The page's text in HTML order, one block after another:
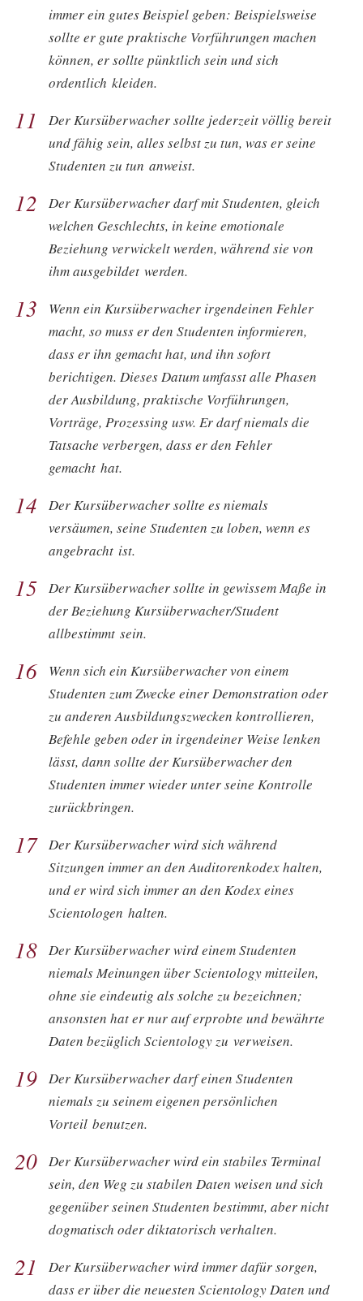
immer ein gutes Beispiel geben: Beispielsweise
sollte er gute praktische Vorführungen machen
können, er sollte pünktlich sein und sich
ordentlich kleiden.
11
Der Kursüberwacher sollte jederzeit völlig bereit
und fähig sein, alles selbst zu tun, was er seine
Studenten zu tun anweist.
12
Der Kursüberwacher darf mit Studenten, gleich
welchen Geschlechts, in keine emotionale
Beziehung verwickelt werden, während sie von
ihm ausgebildet werden.
13
Wenn ein Kursüberwacher irgendeinen Fehler
macht, so muss er den Studenten informieren,
dass er ihn gemacht hat, und ihn sofort
berichtigen. Dieses Datum umfasst alle Phasen
der Ausbildung, praktische Vorführungen,
Vorträge, Prozessing usw. Er darf niemals die
Tatsache verbergen, dass er den Fehler
gemacht hat.
14
Der Kursüberwacher sollte es niemals
versäumen, seine Studenten zu loben, wenn es
angebracht ist.
15
Der Kursüberwacher sollte in gewissem Maße in
der Beziehung Kursüberwacher/Student
allbestimmt sein.
16
Wenn sich ein Kursüberwacher von einem
Studenten zum Zwecke einer Demonstration oder
zu anderen Ausbildungszwecken kontrollieren,
Befehle geben oder in irgendeiner Weise lenken
lässt, dann sollte der Kursüberwacher den
Studenten immer wieder unter seine Kontrolle
zurückbringen.
17 Der Kursüberwacher wird sich während
Sitzungen immer an den Auditorenkodex halten,
und er wird sich immer an den Kodex eines
Scientologen halten.
18
Der Kursüberwacher wird einem Studenten
niemals Meinungen über Scientology mitteilen,
ohne sie eindeutig als solche zu bezeichnen;
ansonsten hat er nur auf erprobte und bewährte
Daten bezüglich Scientology zu verweisen.
19
Der Kursüberwacher darf einen Studenten
niemals zu seinem eigenen persönlichen
Vorteil benutzen.
20
Der Kursüberwacher wird ein stabiles Terminal
sein, den Weg zu stabilen Daten weisen und sich
gegenüber seinen Studenten bestimmt, aber nicht
dogmatisch oder diktatorisch verhalten.
21
Der Kursüberwacher wird immer dafür sorgen,
dass er über die neuesten Scientology Daten und